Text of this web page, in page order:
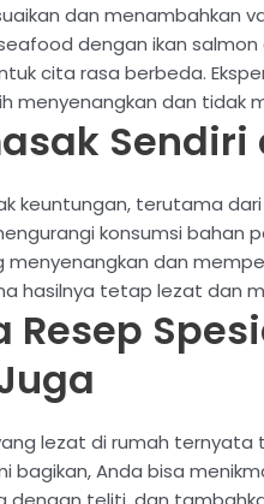
dan menambahkan
dengan ikan
cita rasa berbeda.
menyenangkan dan tidak
Sendiri
keuntungan, terutama
konsumsi bahan
dan
hasilnya tetap lezat dan
lezat di rumah ternyata
bagikan, Anda bisa